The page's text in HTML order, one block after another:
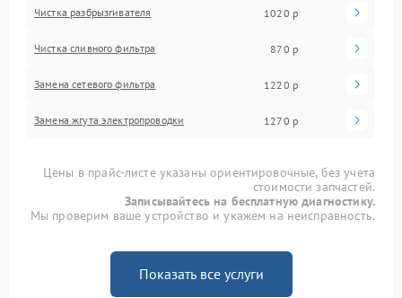
Чистка разбрызгивателя 1020 р
Чистка сливного фильтра 870 р
Замена сетевого фильтра 1220 р
Замена жгута электропроводки 1270 р
Цены в прайс-листе указаны ориентировочные, без учета
стоимости запчастей.
Записывайтесь на бесплатную диагностику.
Мы проверим ваше устройство и укажем на неисправность.
Показать все услуги